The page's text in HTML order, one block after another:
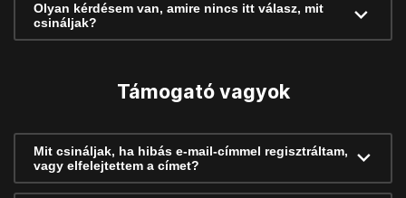
Olyan kérdésem van, amire nincs itt válasz, mit
csináljak?
Támogató vagyok
Mit csináljak, ha hibás e-mail-címmel regisztráltam,
vagy elfelejtettem a címet?